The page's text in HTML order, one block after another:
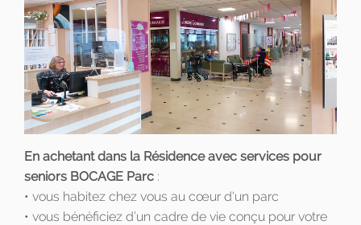
En achetant dans la Résidence avec services pour
seniors BOCAGE Parc :
• vous habitez chez vous au cœur d'un parc
• vous bénéficiez d’un cadre de vie conçu pour votre